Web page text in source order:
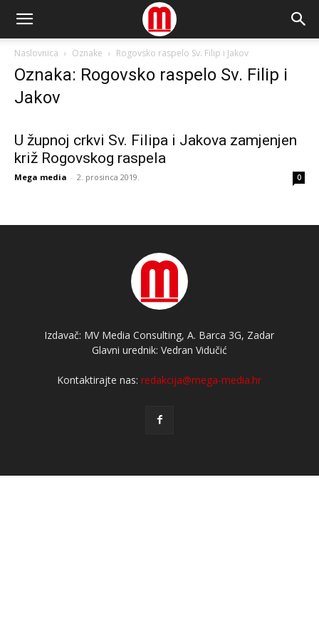
Naslovnica Oznake Rogovsko raspelo Sv. Filip i Jakov
Oznaka: Rogovsko raspelo Sv. Filip i
Jakov
U župnoj crkvi Sv. Filipa i Jakova zamjenjen
križ Rogovskog raspela
Mega media - 2. prosinca 2019. 0
Izdavač: MV Media Consulting, A. Barca 3G, Zadar
Glavni urednik: Vedran Vidučić
Kontaktirajte nas:redakcija@mega-media.hr